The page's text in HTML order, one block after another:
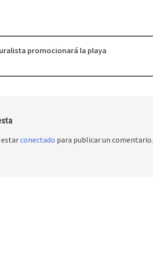
promocionará la playa
estarconectado para publicar un comentario.